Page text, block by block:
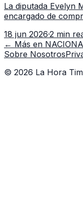
La diputada Evelyn
encargado de
capacitación en la
18 jun 2026·2 min
← Más en
Sobre Nosotros
© 2026 La Hora